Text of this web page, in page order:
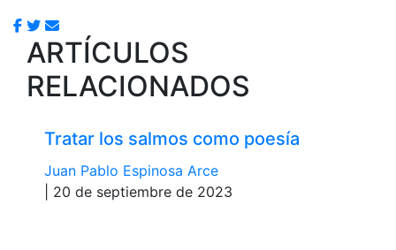
ARTÍCULOS
RELACIONADOS
Tratar los salmos como poesía
Juan Pablo Espinosa Arce
| 20 de septiembre de 2023